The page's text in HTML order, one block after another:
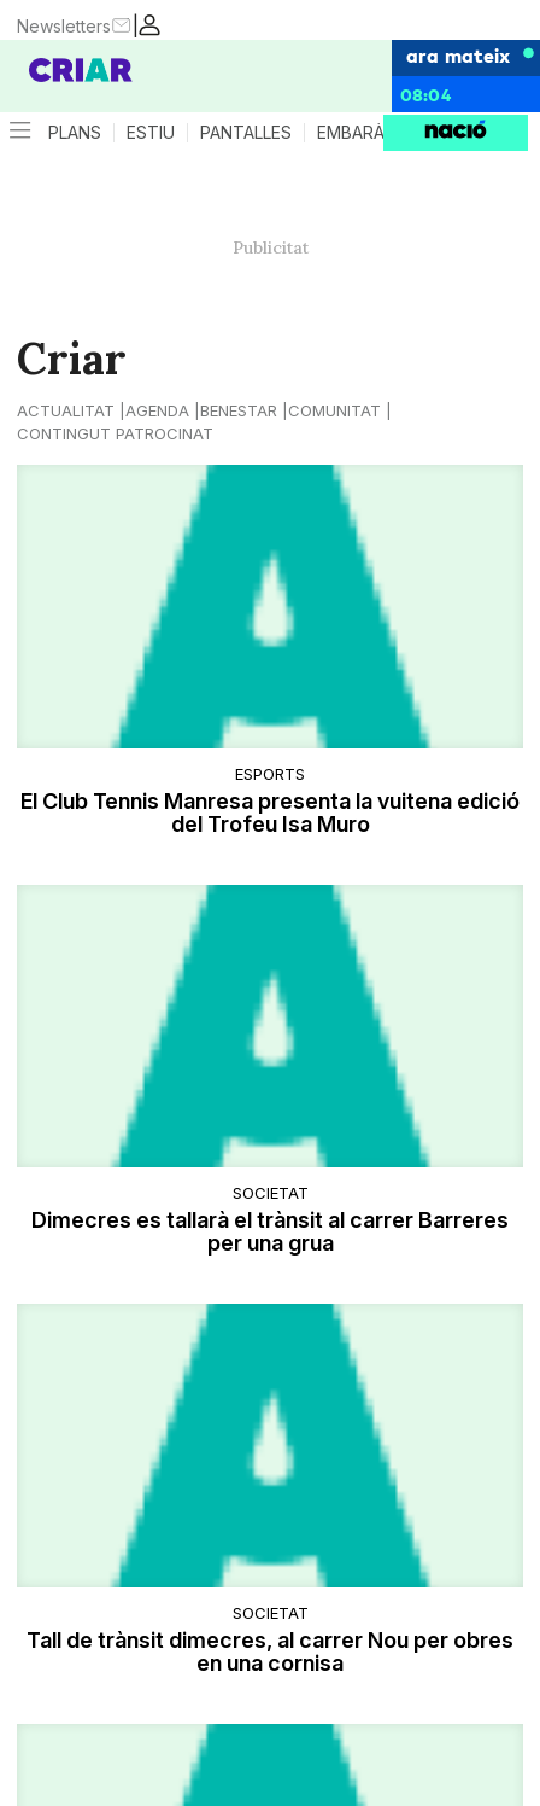
|
Newsletters
ara mateix
08:04
PLANS ESTIU PANTALLES EMBARÀS CRIANÇA
Criar
ACTUALITAT AGENDA BENESTAR
COMUNITAT
CONTINGUT PATROCINAT
ESPORTS
El Club Tennis Manresa presenta la vuitena edició
del Trofeu Isa Muro
SOCIETAT
Dimecres es tallarà el trànsit al carrer Barreres
per una grua
SOCIETAT
Tall de trànsit dimecres, al carrer Nou per obres
en una cornisa